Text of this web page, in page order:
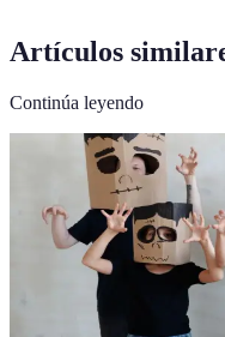
Artículos
Continúa leyendo